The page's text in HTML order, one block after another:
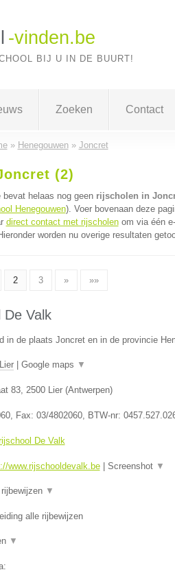
-vinden.be
BIJ U IN DE BUURT!
Zoeken Contact
» Henegouwen» Joncret
(2)
bevat helaas nog geen rijscholen in
Henegouwen). Voer bovenaan deze
direct contact met rijscholenom via één
worden nu overige resultaten
2 3 » »»
De Valk
in de plaats Joncret en in de provincie
Lier| Google maps ▼
83, 2500 Lier(Antwerpen)
, Fax: 03/4802060, BTW-nr:
De Valk
www.rijschooldevalk.be| Screenshot ▼
▼
alle rijbewijzen
▼